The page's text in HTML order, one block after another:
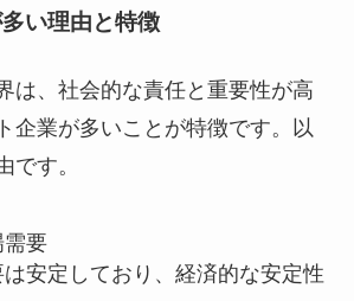
い理由と特徴
は、社会的な責任と重要性が高
企業が多いことが特徴です。以
です。
要
安定しており、経済的な安定性